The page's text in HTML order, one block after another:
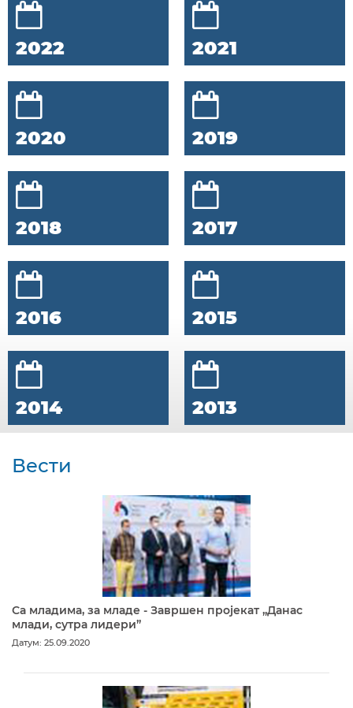
2022 2021
2020 2019
2018 2017
2016 2015
2014 2013
Вести
Са младима, за младе - Завршен пројекат „Данас
млади, сутра лидери”
Датум: 25.09.2020